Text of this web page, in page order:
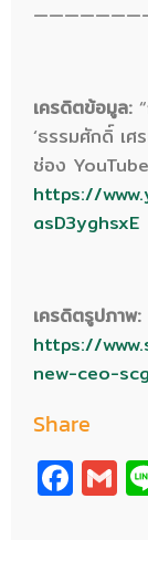
เครดิตข้อมูล:
‘ธรรมศักดิ์ เ
ช่อง YouTube
https://
asD3yghsxE
เครดิตรูปภาพ:
https://
new-ceo-
Share